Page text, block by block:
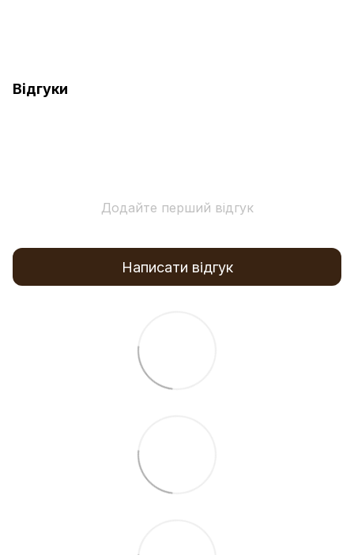
Відгуки
Додайте перший відгук
Написати відгук